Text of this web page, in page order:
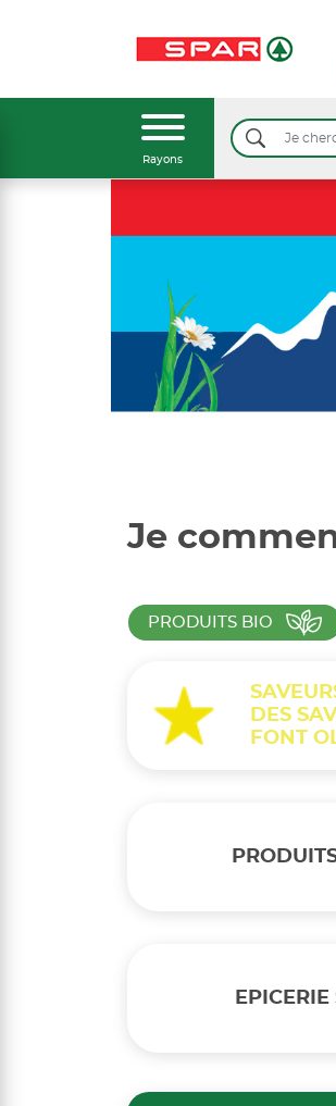
Rayons
Je
PRODUITS BIO
DES
FONT
EPICERIE